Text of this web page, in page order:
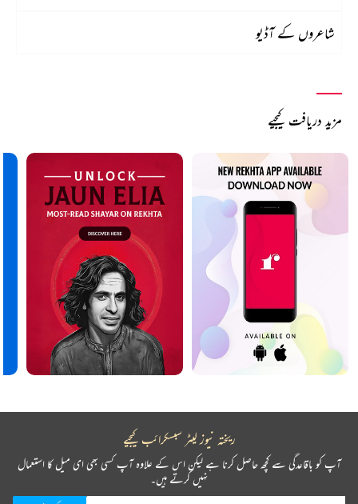
شاعروں کے آڈیو
مزید دریافت کیجیے
ریختہ نیوز لیٹر سبسکرائب کیجیے
آپ کو باقاعدگی سے کچھ حاصل کرنا ہے لیکن اس کے علاوہ آپ کسی بھی ای میل کا استعمال
نہیں کرتے ہیں۔